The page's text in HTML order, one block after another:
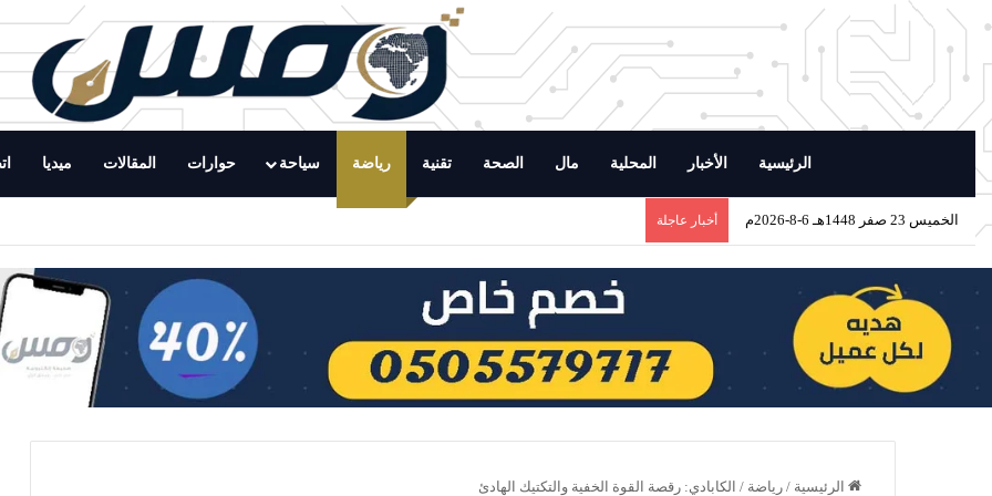
الرئيسية الأخبار المحلية مال الصحة تقنية رياضة سياحة حوارات المقالات ميديا
الخميس 23 صفر 1448هـ 6-8-2026م أخبار عاجلة
الرئيسية / رياضة / الكابادي: رقصة القوة الخفية والتكتيك الهادئ